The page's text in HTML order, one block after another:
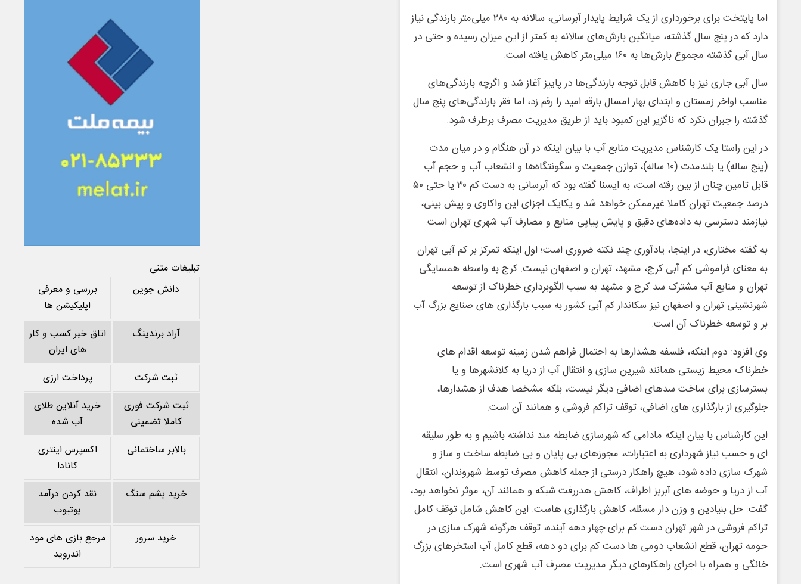
اما پایتخت برای برخورداری از یک شرایط پایدار آبرسانی، سالانه به ۲۸۰ میلی‌متر بارندگی نیاز
دارد که در پنج سال گذشته، میانگین بارش‌های سالانه به کمتر از این میزان رسیده و حتی در
سال آبی گذشته مجموع بارش‌ها به ۱۶۰ میلی‌متر کاهش یافته است.
سال آبی جاری نیز با کاهش قابل توجه بارندگی‌ها در پاییز آغاز شد و اگرچه بارندگی‌های
مناسب اواخر زمستان و ابتدای بهار امسال بارقه امید را رقم زد، اما فقر بارندگی‌های پنج سال
گذشته را جبران نکرد که ناگزیر این کمبود باید از طریق مدیریت مصرف برطرف ‌شود.
در این راستا یک کارشناس مدیریت منابع آب با بیان اینکه در آن هنگام و در میان مدت
(پنج ساله) یا بلندمدت (۱۰ ساله)، توازن جمعیت و سگونتگاه‌ها و انشعاب آب و حجم آب
قابل تامین چنان از بین رفته است، به ایسنا گفته بود که آبرسانی به دست کم ۳۰ یا حتی ۵۰
درصد جمعیت تهران کاملا غیرممکن خواهد شد و یکایک اجزای این واکاوی و پیش بینی،
نیازمند دسترسی به داده‌های دقیق و پایش پیاپی منابع و مصارف آب شهری تهران است.
به گفته مختاری، در اینجا، یادآوری چند نکته ضروری است؛ اول اینکه تمرکز بر کم آبی تهران
به معنای فراموشی کم آبی کرج، مشهد، تهران و اصفهان نیست. کرج به واسطه همسایگی
تهران و منابع آب مشترک سد کرج و مشهد به سبب الگوبرداری خطرناک از توسعه
شهرنشینی تهران و اصفهان نیز سکاندار کم آبی کشور به سبب بارگذاری های صنایع بزرگ آب
بر و توسعه خطرناک آن است.
وی افزود: دوم اینکه، فلسفه هشدارها به احتمال فراهم شدن زمینه توسعه اقدام های
خطرناک محیط زیستی همانند شیرین سازی و انتقال آب از دریا به کلانشهرها و یا
بسترسازی برای ساخت سدهای اضافی دیگر نیست، بلکه مشخصا هدف از هشدارها،
جلوگیری از بارگذاری های اضافی، توقف تراکم فروشی و همانند آن است.
این کارشناس با بیان اینکه مادامی که شهرسازی ضابطه مند نداشته باشیم و به طور سلیقه
ای و حسب نیاز شهرداری به اعتبارات، مجوزهای بی پایان و بی ضابطه ساخت و ساز و
شهرک سازی داده شود، هیچ راهکار درستی از جمله کاهش مصرف توسط شهروندان، انتقال
آب از دریا و حوضه های آبریز اطراف، کاهش هدررفت شبکه و همانند آن، موثر نخواهد بود،
گفت: حل بنیادین و وزن دار مسئله، کاهش بارگذاری هاست. این کاهش شامل توقف کامل
تراکم فروشی در شهر تهران دست کم برای چهار دهه آینده، توقف هرگونه شهرک سازی در
حومه تهران، قطع انشعاب دومی ها دست کم برای دو دهه، قطع کامل آب استخرهای بزرگ
خانگی و همراه با اجرای راهکارهای دیگر مدیریت مصرف آب شهری است.
تبلیغات متنی
دانش جوین
بررسی و معرفی
اپلیکیشن ها
آراد برندینگ
اتاق خبر کسب و کار
های ایران
ثبت شرکت
پرداخت ارزی
ثبت شرکت فوری
کاملا تضمینی
خرید آنلاین طلای
آب شده
بالابر ساختمانی
اکسپرس اینتری
کانادا
خرید پشم سنگ
نقد کردن درآمد
یوتیوب
خرید سرور
مرجع بازی های مود
اندروید